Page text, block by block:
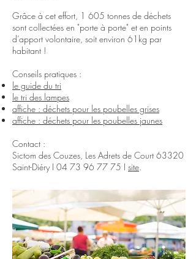
Grâce à cet effort, 1 605 tonnes de déchets
sont collectées en "porte à porte" et en points
d’apport volontaire, soit environ 61kg par
habitant !
Conseils pratiques :
le guide du tri
le tri des lampes
affiche : déchets pour les poubelles grises
affiche : déchets pour les poubelles jaunes
Contact :
Sictom des Couzes, Les Adrets de Court 63320
Saint-Diéry I 04 73 96 77 75 I site.